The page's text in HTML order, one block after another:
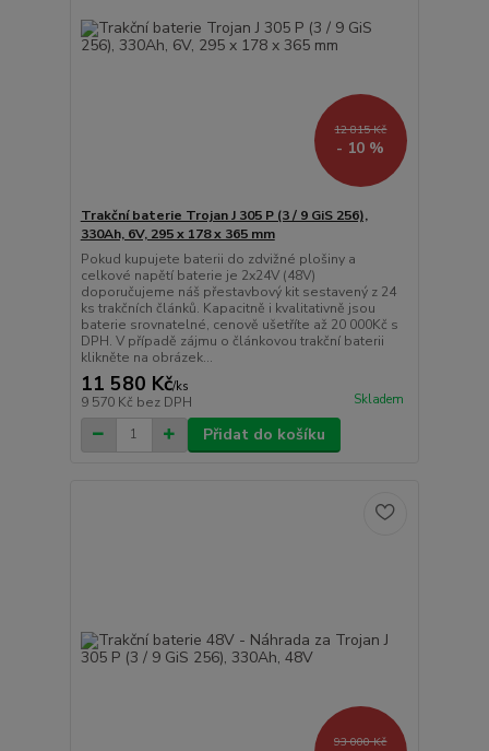
12 815 Kč
- 10 %
Trakční baterie Trojan J 305 P (3 / 9 GiS 256),
330Ah, 6V, 295 x 178 x 365 mm
Pokud kupujete baterii do zdvižné plošiny a
celkové napětí baterie je 2x24V (48V)
doporučujeme náš přestavbový kit sestavený z 24
ks trakčních článků. Kapacitně i kvalitativně jsou
baterie srovnatelné, cenově ušetříte až 20 000Kč s
DPH. V případě zájmu o článkovou trakční baterii
klikněte na obrázek...
11 580 Kč/ks
9 570 Kč bez DPH Skladem
Přidat do košíku
93 000 Kč